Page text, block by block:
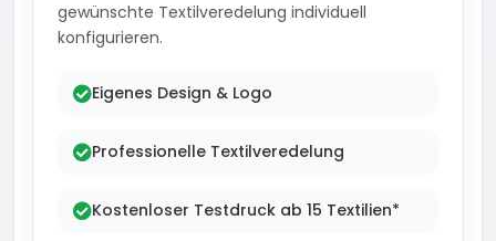
gewünschte Textilveredelung individuell
konfigurieren.
Eigenes Design & Logo
Professionelle Textilveredelung
Kostenloser Testdruck ab 15 Textilien*